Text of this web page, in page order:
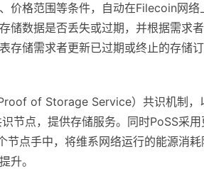
价格范围等条件，自动在Filecoin网络
储数据是否丢失或过期，并根据需求
存储需求者更新已过期或终止的存储订
of Storage Service）共识机制，
节点，提供存储服务。同时PoSS采用
节点手中，将维系网络运行的能源消耗
升。